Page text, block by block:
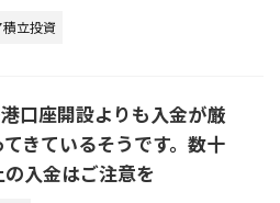
立投資
口座開設よりも入金が厳
てきているそうです。数十
入金はご注意を